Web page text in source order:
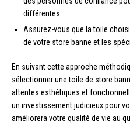
différentes.
Assurez-vous que la toile
de votre store banne et les
En suivant cette approche
sélectionner une toile de store
attentes esthétiques et
un investissement judicieux pour
améliorera votre qualité de vie au